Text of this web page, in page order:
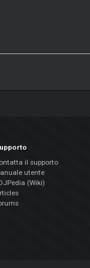
il supporto
utente
(Wiki)